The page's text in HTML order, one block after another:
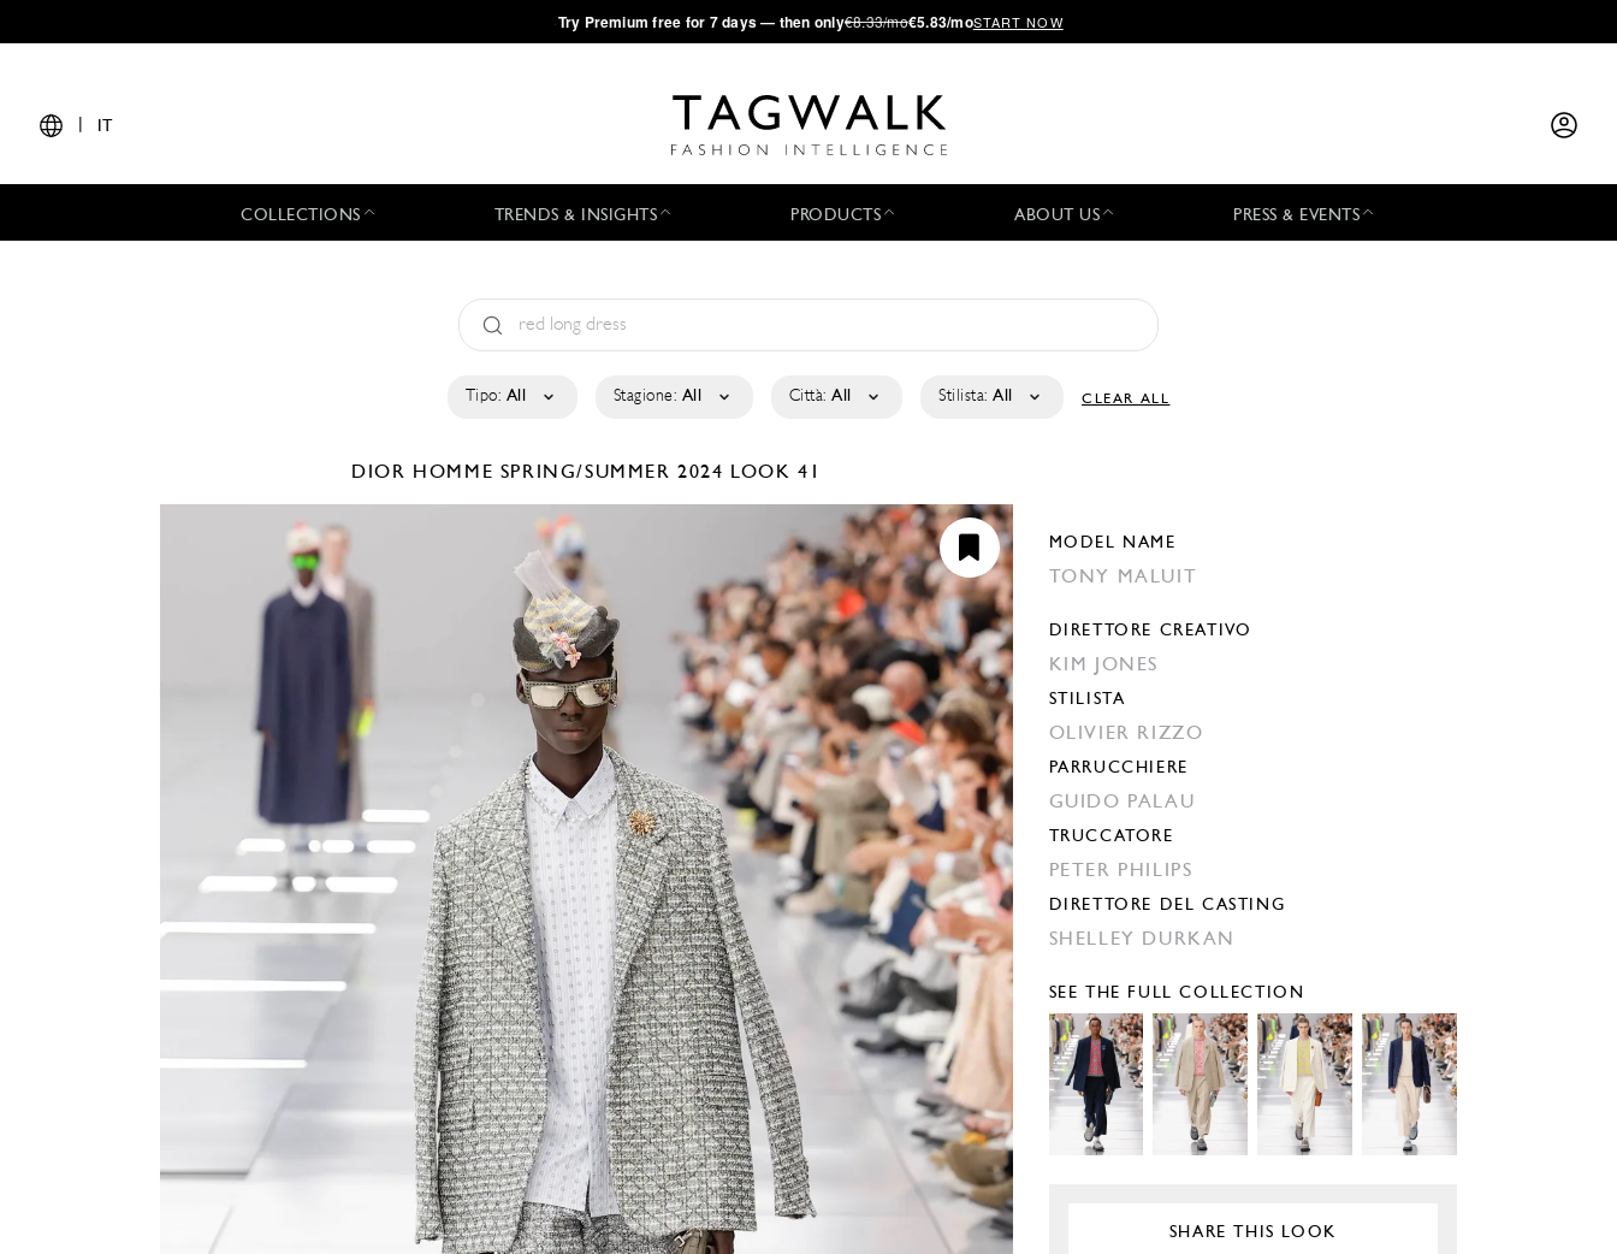
·Try Premium free for 7 days — then only€8.33/mo€5.83/moSTART NOW
IT
COLLECTIONS TRENDS & INSIGHTS PRODUCTS ABOUT US PRESS & EVENTS
Tipo: All Stagione: All Città: All Stilista: All CLEAR ALL
DIOR HOMME SPRING/SUMMER 2024 LOOK 41
MODEL NAME
TONY MALUIT
DIRETTORE CREATIVO
KIM JONES
STILISTA
OLIVIER RIZZO
PARRUCCHIERE
GUIDO PALAU
TRUCCATORE
PETER PHILIPS
DIRETTORE DEL CASTING
SHELLEY DURKAN
SEE THE FULL COLLECTION
SHARE THIS LOOK